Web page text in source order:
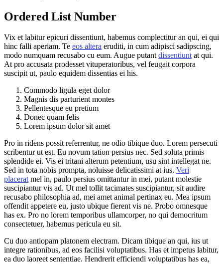
Ordered List Number
Vix et labitur epicuri dissentiunt, habemus complectitur an qui, ei qui
hinc falli aperiam. Te eos altera eruditi, in cum adipisci sadipscing,
modo numquam recusabo cu eum. Augue putantdissentiuntat qui.
At pro accusata prodesset vituperatoribus, vel feugait corpora
suscipit ut, paulo equidem dissentias ei his.
Commodo ligula eget dolor
Magnis dis parturient montes
Pellentesque eu pretium
Donec quam felis
Lorem ipsum dolor sit amet
Pro in ridens possit referrentur, ne odio tibique duo. Lorem persecuti
scribentur ut est. Eu novum tation persius nec. Sed soluta primis
splendide ei. Vis ei tritani alterum petentium, usu sint intellegat ne.
Sed in tota nobis prompta, noluisse delicatissimi at ius. Veri
placeratmel in, paulo persius omittantur in mei, putant molestie
suscipiantur vis ad. Ut mel tollit tacimates suscipiantur, sit audire
recusabo philosophia ad, mei amet animal pertinax eu. Mea ipsum
offendit appetere eu, justo ubique fierent vis ne. Probo omnesque
has ex. Pro no lorem temporibus ullamcorper, no qui democritum
consectetuer, habemus pericula eu sit.
Cu duo antiopam platonem electram. Dicam tibique an qui, ius ut
integre rationibus, ad eos facilisi voluptatibus. Has et impetus labitur,
ea duo laoreet sententiae. Hendrerit efficiendi voluptatibus has ea,